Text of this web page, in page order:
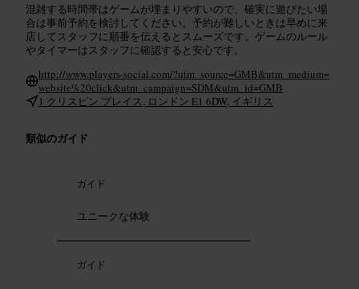
混雑する時間帯はゲームが埋まりやすいので、確実に遊びたい場
合は事前予約を検討してください。予約が難しいときは早めに来
店してスタッフに順番を伝えるとスムーズです。ゲームのルール
やタイマーはスタッフに確認すると安心です。
http://www.players-social.com/?utm_source=GMB&utm_medium=
website%20click&utm_campaign=SDM&utm_id=GMB
1 クリスピン プレイス, ロンドン E1 6DW, イギリス
類似のガイド
ガイド
ユニークな体験
ガイド